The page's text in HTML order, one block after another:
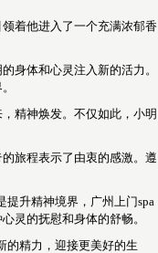
着他进入了一个充满浓郁香
身体和心灵注入新的活力。
精神焕发。不仅如此，小明
旅程表示了由衷的感激。遵
升精神境界，广州上门spa
灵的抚慰和身体的舒畅。
的精力，迎接更美好的生